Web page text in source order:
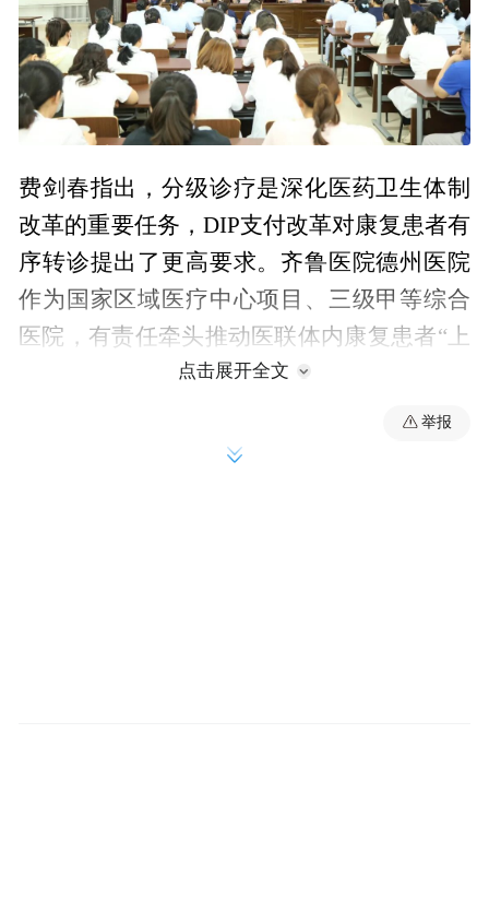
费剑春指出，分级诊疗是深化医药卫生体制
改革的重要任务，DIP支付改革对康复患者有
序转诊提出了更高要求。齐鲁医院德州医院
作为国家区域医疗中心项目、三级甲等综合
医院，有责任牵头推动医联体内康复患者“上
转下接”机制落地，与老年病医院建立标准
化、规范化的双向转诊通道，实现“小病在基
层、康复回社区、急危重症到医院”的就医格
点击展开全文
举报